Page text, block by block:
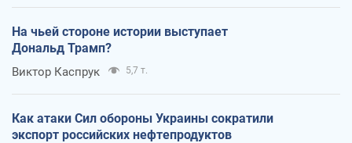
На чьей стороне истории выступает
Дональд Трамп?
Виктор Каспрук 5,7 т.
Как атаки Сил обороны Украины сократили
экспорт российских нефтепродуктов